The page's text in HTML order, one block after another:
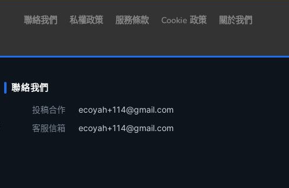
聯絡我們 私權政策 服務條款 Cookie 政策 關於我們
聯絡我們
投稿合作
ecoyah+114@gmail.com
客服信箱
ecoyah+114@gmail.com